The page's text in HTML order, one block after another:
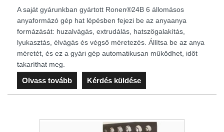
A saját gyárunkban gyártott Ronen®24B 6 állomásos
anyaformázó gép hat lépésben fejezi be az anyaanya
formázását: huzalvágás, extrudálás, hatszögalakítás,
lyukasztás, élvágás és végső méretezés. Állítsa be az anya
méretét, és ez a gyári gép automatikusan működhet, időt
takaríthat meg.
Olvass tovább Kérdés küldése